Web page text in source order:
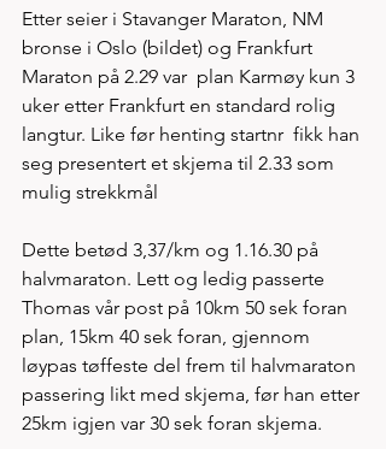
Etter seier i Stavanger Maraton, NM
bronse i Oslo (bildet) og Frankfurt
Maraton på 2.29 var  plan Karmøy kun 3
uker etter Frankfurt en standard rolig
langtur. Like før henting startnr  fikk han
seg presentert et skjema til 2.33 som
mulig strekkmål
Dette betød 3,37/km og 1.16.30 på
halvmaraton. Lett og ledig passerte
Thomas vår post på 10km 50 sek foran
plan, 15km 40 sek foran, gjennom
løypas tøffeste del frem til halvmaraton
passering likt med skjema, før han etter
25km igjen var 30 sek foran skjema.